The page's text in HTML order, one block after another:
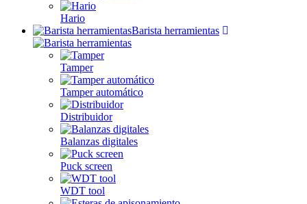
Hario
Barista herramientas
Tamper
Tamper automático
Distribuidor
Balanzas digitales
Puck screen
WDT tool